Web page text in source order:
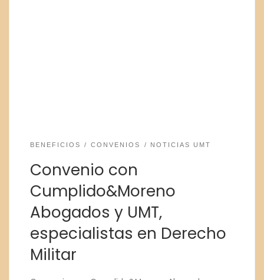
BENEFICIOS CONVENIOS NOTICIAS UMT
Convenio con
Cumplido&Moreno
Abogados y UMT,
especialistas en Derecho
Militar